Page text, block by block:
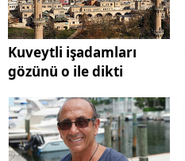
Kuveytli işadamları
gözünü o ile dikti